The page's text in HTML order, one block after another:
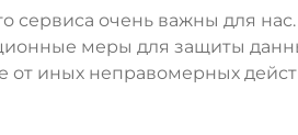
сервиса очень важны для
меры для защиты
иных неправомерных